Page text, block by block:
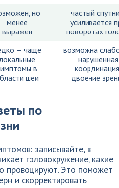
но
менее
выражен
частый
усиливается
поворотах
— чаще
в
шеи
возможна
нарушенная
двоение
по
записывайте, в
головокружение, какие
провоцируют. Это поможет
и скорректировать